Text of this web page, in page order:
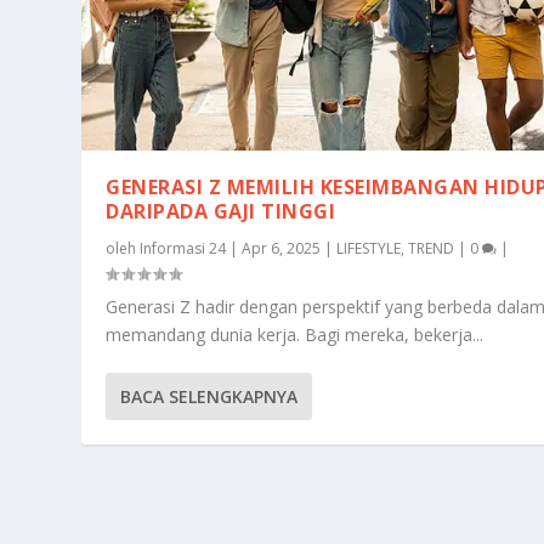
GENERASI Z MEMILIH KESEIMBANGAN
DARIPADA GAJI TINGGI
oleh Informasi 24|Apr 6, 2025 | LIFESTYLE,TREND | 0 |
Generasi Z hadir dengan perspektif yang berbeda
memandang dunia kerja. Bagi mereka, bekerja...
BACA SELENGKAPNYA